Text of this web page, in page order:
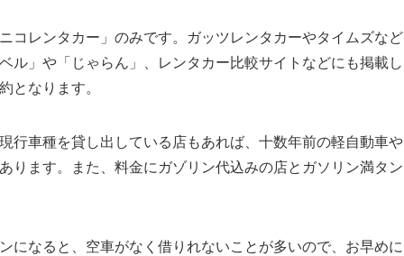
コレンタカー」のみです。ガッツレンタカーやタイムズなど
ル」や「じゃらん」、レンタカー比較サイトなどにも掲載し
となります。
行車種を貸し出している店もあれば、十数年前の軽自動車や
ります。また、料金にガゾリン代込みの店とガソリン満タン
になると、空車がなく借りれないことが多いので、お早めに